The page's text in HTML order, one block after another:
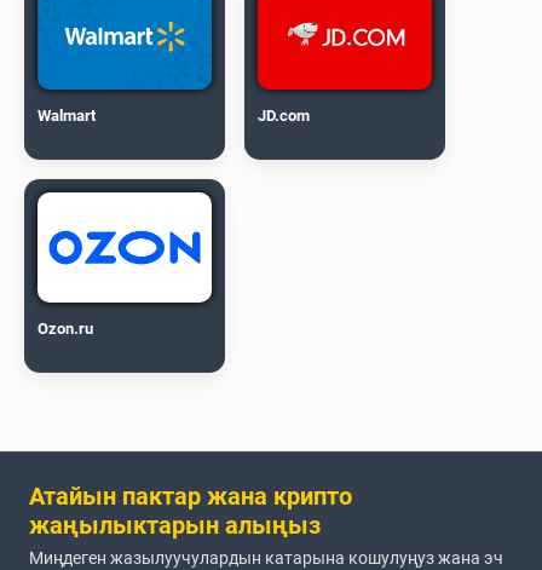
Walmart JD.com
Ozon.ru
Атайын пактар жана крипто
жаңылыктарын алыңыз
Миңдеген жазылуучулардын катарына кошулуңуз жана эч